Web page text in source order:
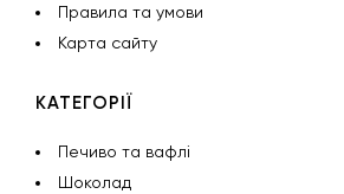
Правила та умови
Карта сайту
КАТЕГОРІЇ
Печиво та вафлі
Шоколад